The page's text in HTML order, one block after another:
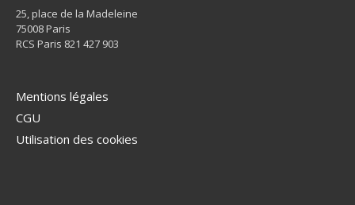
25, place de la Madeleine
75008 Paris
RCS Paris 821 427 903
Mentions légales
CGU
Utilisation des cookies